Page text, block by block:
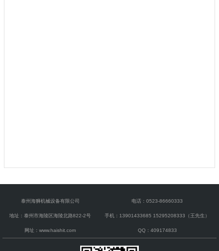
泰州海狮机械设备有限公司
地址：泰州市海陵区海陵北路822-2号
网址： www.haishit.com
电话：0523-86660333
手机：13901433685 15295208333（王先生）
QQ：409174833